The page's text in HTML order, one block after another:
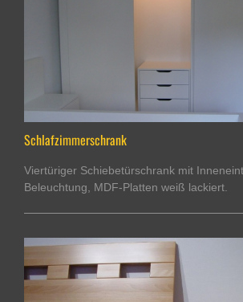
Schlafzimmerschrank
Viertüriger Schiebetürschrank mit
Beleuchtung, MDF-Platten weiß lackiert.